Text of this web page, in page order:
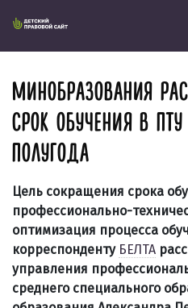
МИНОБРАЗОВАНИЯ
СРОК ОБУЧЕНИЯ В
ПОЛУГОДА
Цель сокращения срока
профессионально-
оптимизация процесса
корреспонденту БЕЛТА
управления
среднего специального